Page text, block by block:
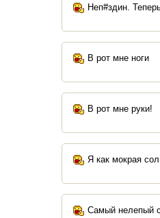
Неп#здин.
В рот мне ноги
В рот мне руки!
Я как мокрая
Самый нелепый